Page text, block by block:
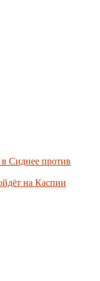
Сиднее против
на Каспии